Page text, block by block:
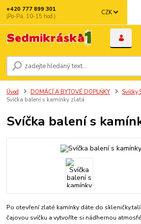
CZK
+420 777 899 301
(Po-Pá, 10-15 hod.)
Úvod DOMÁCÍ A BYTOVÉ DOPLŃKY
Svíčka balení s kamínky zlatá
Svíčka balení s
Po otevření zlaté kamínky dáte do
čajovou svíčku a vytvoříte si nádhernou